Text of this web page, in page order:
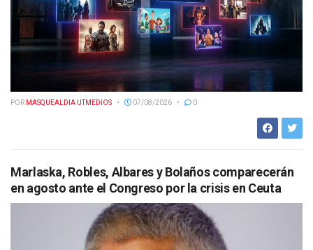
POR MASQUEALDIA UTMEDIOS 07/08/2026 0
Marlaska, Robles, Albares y Bolaños comparecerán
en agosto ante el Congreso por la crisis en Ceuta